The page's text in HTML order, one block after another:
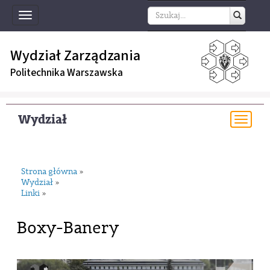
Toggle
navigation
Wydział Zarządzania
Politechnika Warszawska
Wydział
Strona główna »
Wydział »
Linki »
Boxy-Banery